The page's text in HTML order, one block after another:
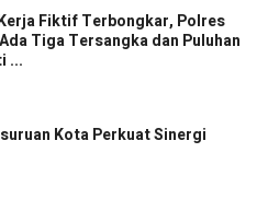
Fiktif Terbongkar, Polres
Tiga Tersangka dan Puluhan
...
Kota Perkuat Sinergi